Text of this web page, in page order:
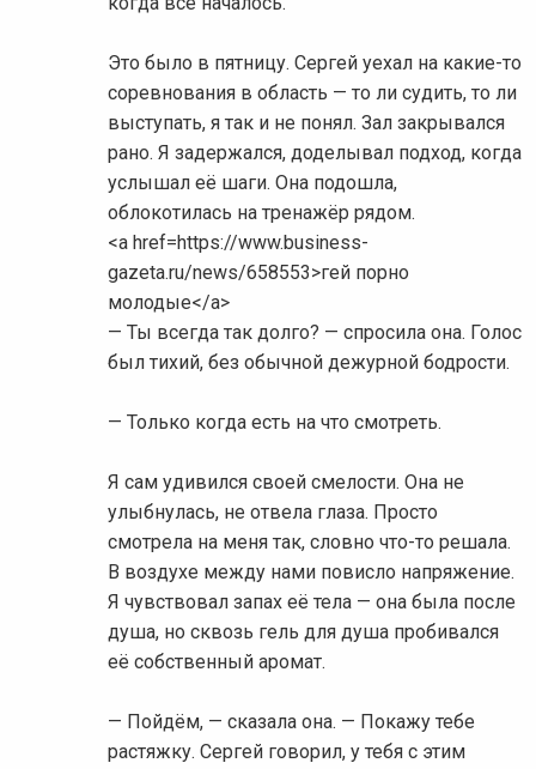
Это было в пятницу. Сергей уехал на какие-то
соревнования в область — то ли судить, то ли
выступать, я так и не понял. Зал закрывался
рано. Я задержался, доделывал подход, когда
услышал её шаги. Она подошла,
облокотилась на тренажёр рядом.
<a href=https://www.business-
gazeta.ru/news/658553>гей порно
молодые</a>
— Ты всегда так долго? — спросила она. Голос
был тихий, без обычной дежурной бодрости.
— Только когда есть на что смотреть.
Я сам удивился своей смелости. Она не
улыбнулась, не отвела глаза. Просто
смотрела на меня так, словно что-то решала.
В воздухе между нами повисло напряжение.
Я чувствовал запах её тела — она была после
душа, но сквозь гель для душа пробивался
её собственный аромат.
— Пойдём, — сказала она. — Покажу тебе
растяжку. Сергей говорил, у тебя с этим